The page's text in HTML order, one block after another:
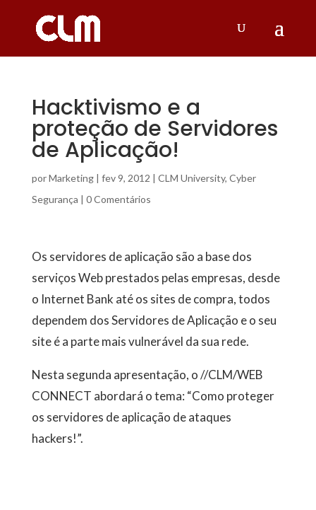
Hacktivismo e a
proteção de Servidores
de Aplicação!
porMarketing| fev 9, 2012 | CLM University, Cyber
Segurança | 0 Comentários
Os servidores de aplicação são a base dos
serviços Web prestados pelas empresas, desde
o Internet Bank até os sites de compra, todos
dependem dos Servidores de Aplicação e o seu
site é a parte mais vulnerável da sua rede.
Nesta segunda apresentação, o //CLM/WEB
CONNECT abordará o tema: “Como proteger
os servidores de aplicação de ataques
hackers!”.